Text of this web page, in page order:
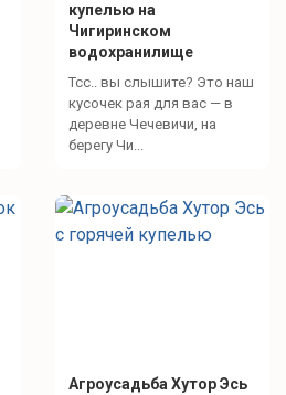
купелью на
Чигиринском
водохранилище
Тсс.. вы слышите? Это наш
кусочек рая для вас — в
деревне Чечевичи, на
берегу Чи...
Агроусадьба Хутор Эсь